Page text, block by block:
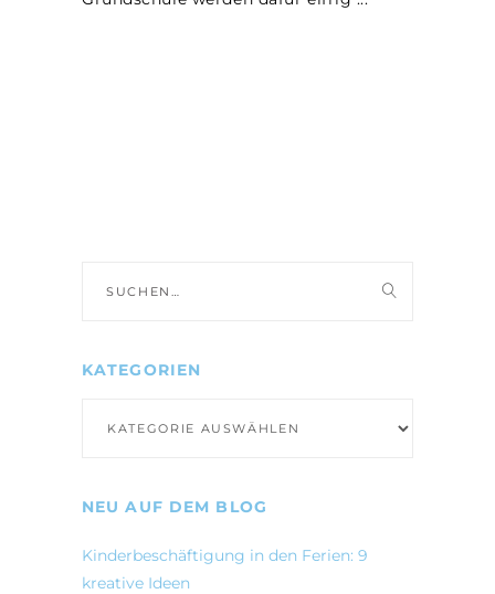
nach:
KATEGORIEN
NEU AUF DEM BLOG
Kinderbeschäftigung in den Ferien: 9
kreative Ideen